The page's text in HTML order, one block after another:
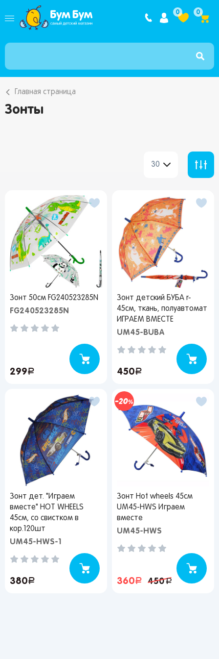
Интернет
0 0
Главная страница
Зонты
30
Зонт 50см FG240523285N
FG240523285N
299руб.
Зонт детский БУБА r-
45см, ткань, полуавтомат
ИГРАЕМ ВМЕСТЕ
UM45-BUBA
450руб.
Зонт дет. "Играем
вместе" HOT WHEELS
45см, со свистком в
кор.120шт
UM45-HWS-1
380руб.
20
Зонт Hot wheels 45см
UM45-HWS Играем
вместе
UM45-HWS
360руб. 450руб.
заказов и получать индивидуальные
рекомендации
От выбранного региона зависят доступные
способы доставки, их стоимость и наличие